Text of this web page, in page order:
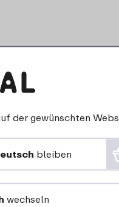
der gewünschten
bleiben
wechseln